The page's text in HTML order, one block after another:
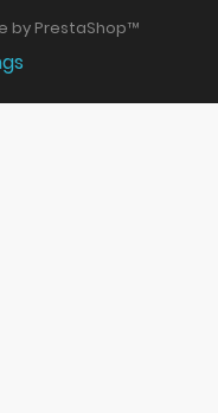
by PrestaShop™